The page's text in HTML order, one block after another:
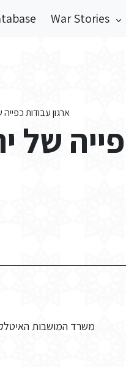
War Stories
ארגון עבודות
של
משרד המושבות